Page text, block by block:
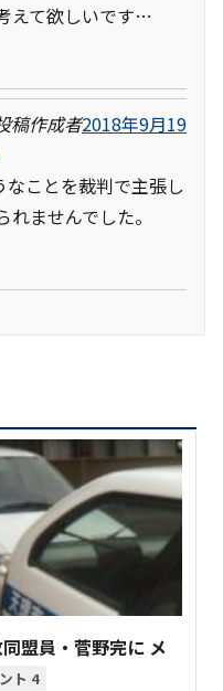
えて欲しいです…
稿作成者2018年9月19
なことを裁判で主張し
ませんでした。
盟員・菅野完に メ
4